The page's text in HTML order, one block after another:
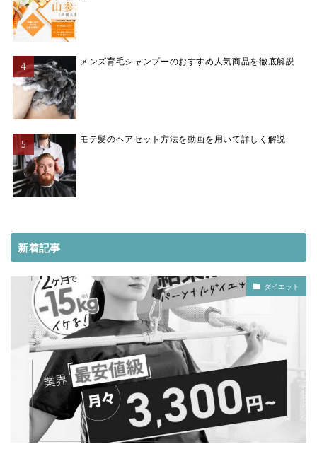
メンズ育毛シャンプーのおすすめ人気商品を徹底解説
モテ髪のヘアセット方法を動画を用いて詳しく解説
新着記事
ダイエット